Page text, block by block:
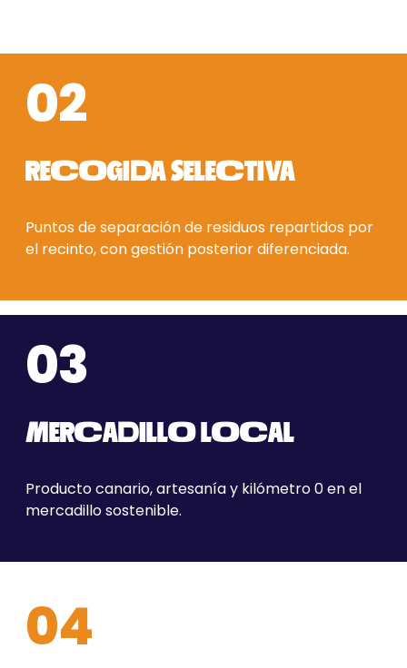
02
RECOGIDA SELECTIVA
Puntos de separación de residuos repartidos por
el recinto, con gestión posterior diferenciada.
03
MERCADILLO LOCAL
Producto canario, artesanía y kilómetro 0 en el
mercadillo sostenible.
04